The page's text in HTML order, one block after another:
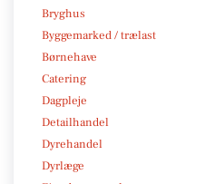
Bryghus
Byggemarked / trælast
Børnehave
Catering
Dagpleje
Detailhandel
Dyrehandel
Dyrlæge